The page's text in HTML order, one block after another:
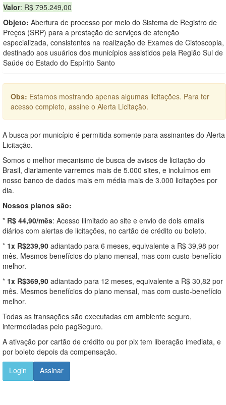
Valor: R$ 795.249,00
Objeto: Abertura de processo por meio do Sistema de Registro de
Preços (SRP) para a prestação de serviços de atenção
especializada, consistentes na realização de Exames de Cistoscopia,
destinado aos usuários dos municípios assistidos pela Região Sul de
Saúde do Estado do Espírito Santo
Obs: Estamos mostrando apenas algumas licitações. Para ter
acesso completo, assine o Alerta Licitação.
A busca por município é permitida somente para assinantes do Alerta
Licitação.
Somos o melhor mecanismo de busca de avisos de licitação do
Brasil, diariamente varremos mais de 5.000 sites, e incluímos em
nosso banco de dados mais em média mais de 3.000 licitações por
dia.
Nossos planos são:
* R$ 44,90/mês: Acesso ilimitado ao site e envio de dois emails
diários com alertas de licitações, no cartão de crédito ou boleto.
* 1x R$239,90 adiantado para 6 meses, equivalente a R$ 39,98 por
mês. Mesmos benefícios do plano mensal, mas com custo-benefício
melhor.
* 1x R$369,90 adiantado para 12 meses, equivalente a R$ 30,82 por
mês. Mesmos benefícios do plano mensal, mas com custo-benefício
melhor.
Todas as transações são executadas em ambiente seguro,
intermediadas pelo pagSeguro.
A ativação por cartão de crédito ou por pix tem liberação imediata, e
por boleto depois da compensação.
Login
Assinar